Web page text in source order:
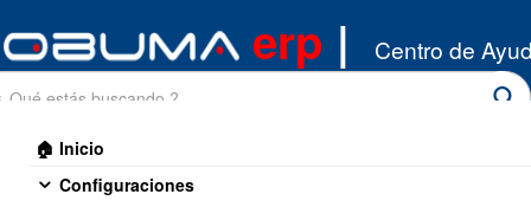
erp | Centro de
🏠 Inicio
Configuraciones